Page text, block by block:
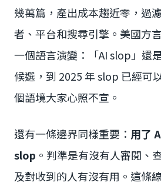
幾萬篇，產出成本趨近零，過
者、平台和搜尋引擎。美國方
一個語言演變：「AI slop」還
候選，到 2025 年 slop 已經
個語境大家心照不宣。
還有一條邊界同樣重要： 用了
slop 。判準是有沒有人審閱、
及對收到的人有沒有用。這條